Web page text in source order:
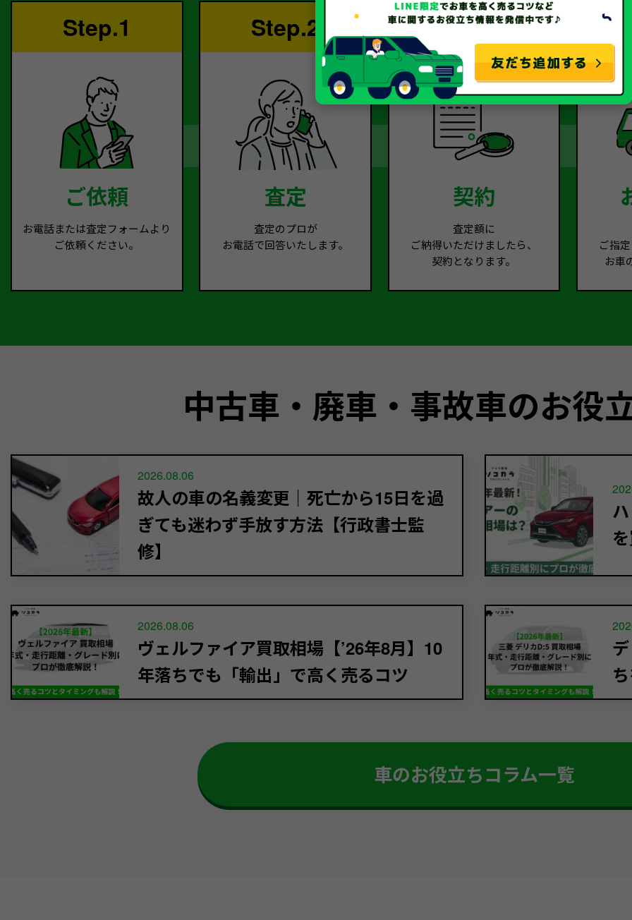
Step.1
ご依頼
お電話または査定フォームより
ご依頼ください。
Step.2
査定
査定のプロが
お電話で回答いたします。
Step.3
契約
査定額に
ご納得いただけましたら、
契約となります。
ご指
お車
中古車・廃車・事故車のお役
2026.08.06
故人の車の名義変更｜死亡から15日を過
ぎても迷わず手放す方法【行政書士監
修】
2026.08.06
ヴェルファイア買取相場【’26年8月】10
年落ちでも「輸出」で高く売るコツ
車のお役立ちコラム一覧